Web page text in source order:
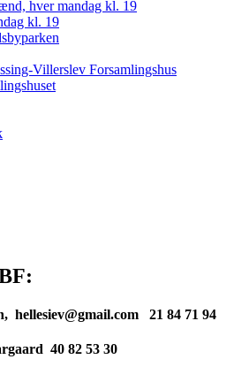
hver mandag kl. 19
kl. 19
Villerslev Forsamlingshus
hellesiev@gmail.com 21 84 71 94
40 82 53 30